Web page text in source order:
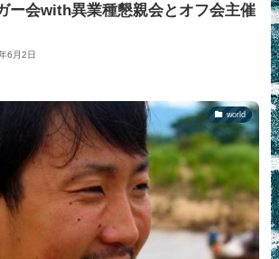
ー会with異業種懇親会とオフ会主催
6月2日
world